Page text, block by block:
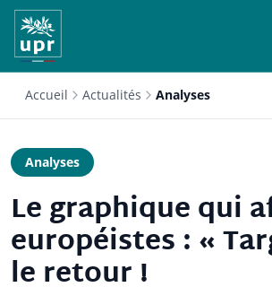
Accueil Actualités Analyses
Analyses
Le graphique qui
européistes : «
le retour !